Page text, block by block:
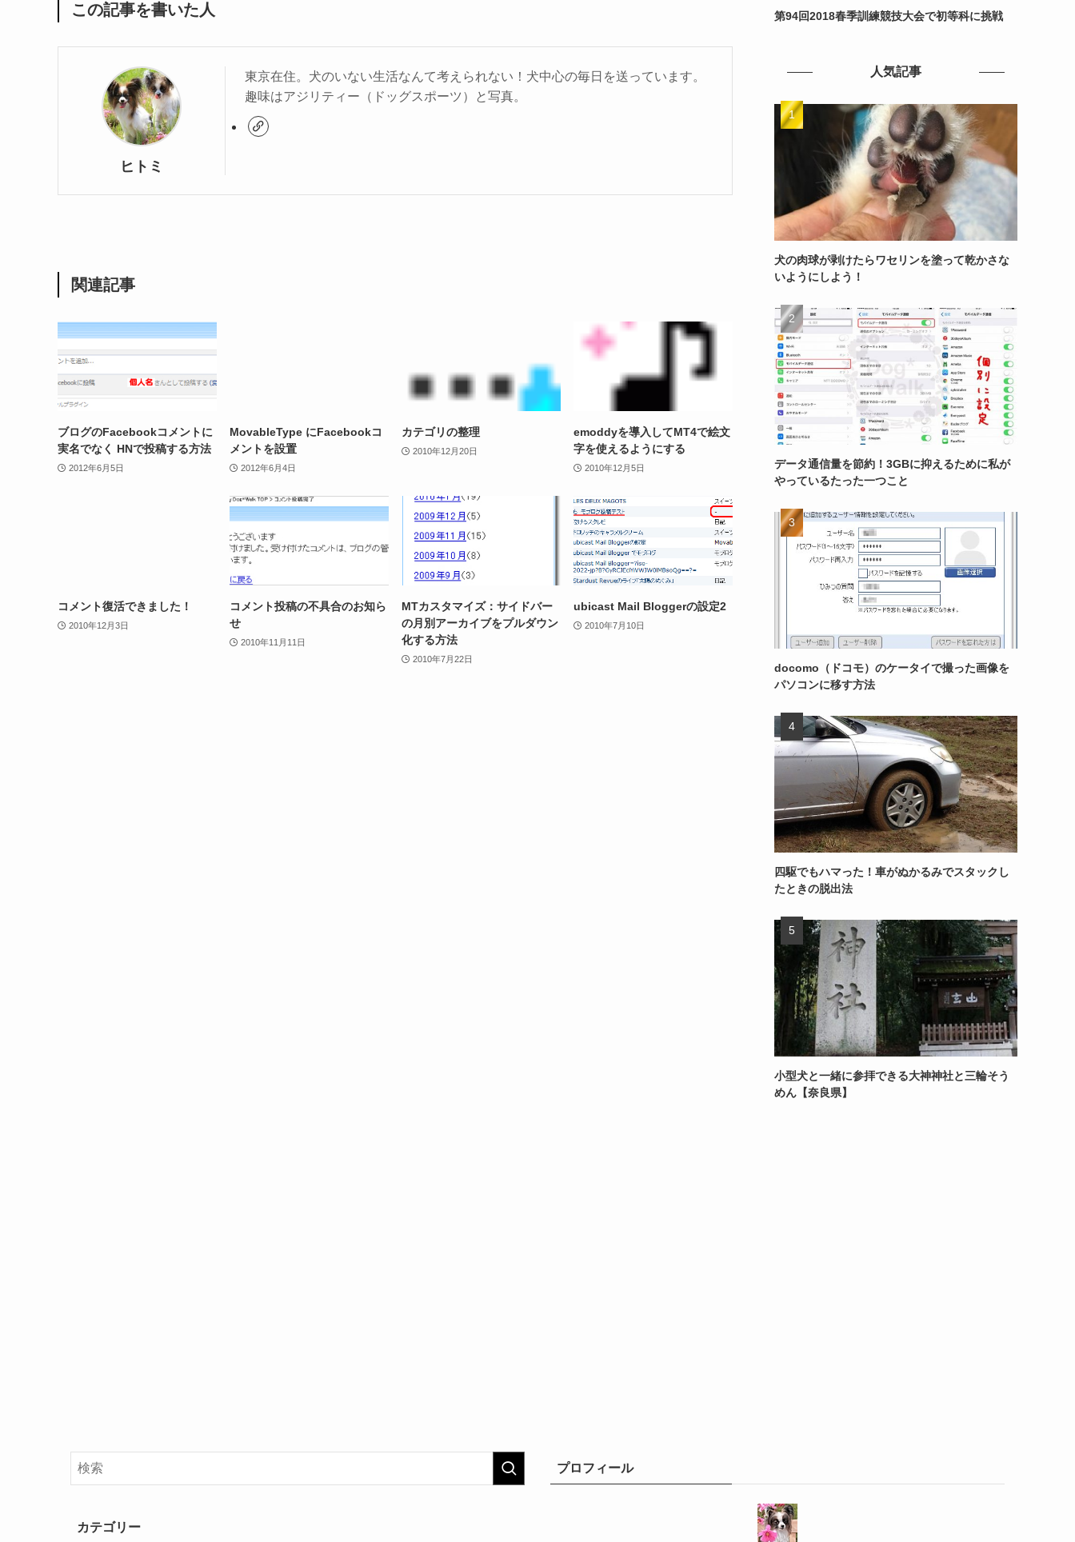
この記事を書いた人
ヒトミ
東京在住。犬のいない生活なんて考えられない！犬中心の毎日を送っています。
趣味はアジリティー（ドッグスポーツ）と写真。
関連記事
ブログのFacebookコメントに
実名でなく HNで投稿する方法
2012年6月5日
MovableType にFacebookコ
メントを設置
2012年6月4日
カテゴリの整理
2010年12月20日
emoddyを導入してMT4で絵文
字を使えるようにする
2010年12月5日
コメント復活できました！
2010年12月3日
コメント投稿の不具合のお知ら
せ
2010年11月11日
MTカスタマイズ：サイドバー
の月別アーカイブをプルダウン
化する方法
2010年7月22日
ubicast Mail Bloggerの設定2
2010年7月10日
第94回2018春季訓練競技大会で初等科に挑戦
人気記事
犬の肉球が剥けたらワセリンを塗って乾かさな
いようにしよう！
データ通信量を節約！3GBに抑えるために私が
やっているたった一つこと
docomo（ドコモ）のケータイで撮った画像を
パソコンに移す方法
四駆でもハマった！車がぬかるみでスタックし
たときの脱出法
小型犬と一緒に参拝できる大神神社と三輪そう
めん【奈良県】
カテゴリー
プロフィール